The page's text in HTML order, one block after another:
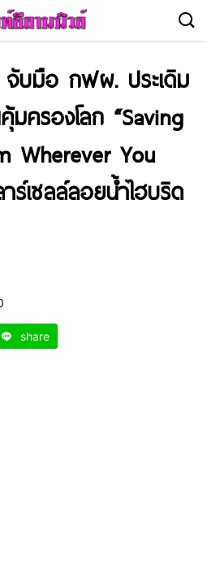
จับมือ กฟผ. ประเดิม
ครองโลก “Saving
Wherever You
ร์เซลล์ลอยน้ำไฮบริด
share